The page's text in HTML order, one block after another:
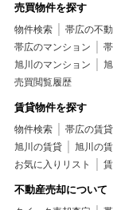
売買物件を探す
物件検索 帯広の不
帯広のマンション
旭川のマンション
売買閲覧履歴
賃貸物件を探す
物件検索 帯広の賃貸
旭川の賃貸
旭川の
お気に入りリスト
不動産売却について